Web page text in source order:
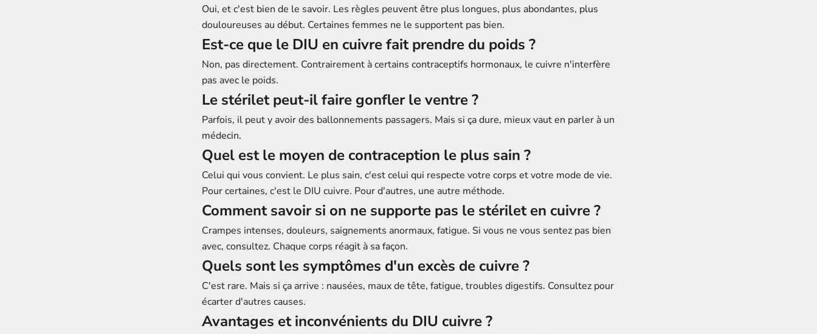
Oui, et c'est bien de le savoir. Les règles peuvent être plus longues, plus abondantes, plus
douloureuses au début. Certaines femmes ne le supportent pas bien.
Est-ce que le DIU en cuivre fait prendre du poids ?
Non, pas directement. Contrairement à certains contraceptifs hormonaux, le cuivre n'interfère
pas avec le poids.
Le stérilet peut-il faire gonfler le ventre ?
Parfois, il peut y avoir des ballonnements passagers. Mais si ça dure, mieux vaut en parler à un
médecin.
Quel est le moyen de contraception le plus sain ?
Celui qui vous convient. Le plus sain, c'est celui qui respecte votre corps et votre mode de vie.
Pour certaines, c'est le DIU cuivre. Pour d'autres, une autre méthode.
Comment savoir si on ne supporte pas le stérilet en cuivre ?
Crampes intenses, douleurs, saignements anormaux, fatigue. Si vous ne vous sentez pas bien
avec, consultez. Chaque corps réagit à sa façon.
Quels sont les symptômes d'un excès de cuivre ?
C'est rare. Mais si ça arrive : nausées, maux de tête, fatigue, troubles digestifs. Consultez pour
écarter d'autres causes.
Avantages et inconvénients du DIU cuivre ?